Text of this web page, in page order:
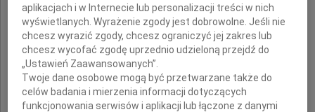
Rodzina
Msza pogrzebowa będzie odprawiona
w kościele św. Anny w Wilanowie
w środę 6 maja 2026 roku o godzinie 14:00
aplikacjach i w Internecie lub personalizacji treści w nich
wyświetlanych. Wyrażenie zgody jest dobrowolne. Jeśli nie
chcesz wyrazić zgody, chcesz ograniczyć jej zakres lub
chcesz wycofać zgodę uprzednio udzieloną przejdź do
„Ustawień Zaawansowanych”.
Twoje dane osobowe mogą być przetwarzane także do
celów badania i mierzenia informacji dotyczących
funkcjonowania serwisów i aplikacji lub łączone z danymi